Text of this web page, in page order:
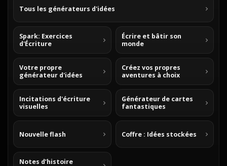
Tous les générateurs d'idées
Spark: Exercices
d'Écriture
Écrire et bâtir son
monde
Votre propre
générateur d'idées
Créez vos propres
aventures à choix
Incitations d'écriture
visuelles
Générateur de cartes
fantastiques
Nouvelle flash Coffre : Idées stockées
Notes d’histoire